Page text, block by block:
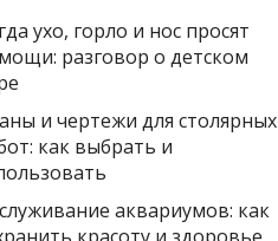
ухо, горло и нос просят
разговор о детском
и чертежи для столярных
как выбрать и
аквариумов: как